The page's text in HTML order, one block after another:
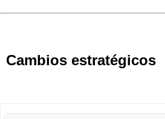
Cambios estratégicos